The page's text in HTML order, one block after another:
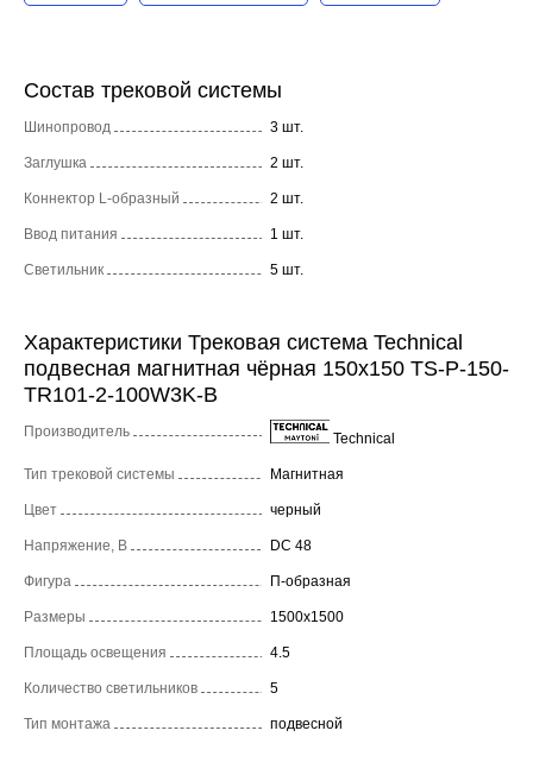
Состав трековой системы
Шинопровод 3 шт.
Заглушка 2 шт.
Коннектор L-образный 2 шт.
Ввод питания 1 шт.
Светильник 5 шт.
Характеристики Трековая система Technical
подвесная магнитная чёрная 150x150 TS-P-150-
TR101-2-100W3K-B
Производитель Technical
Тип трековой системы Магнитная
Цвет черный
Напряжение, В DC 48
Фигура П-образная
Размеры 1500x1500
Площадь освещения 4.5
Количество светильников 5
Тип монтажа подвесной